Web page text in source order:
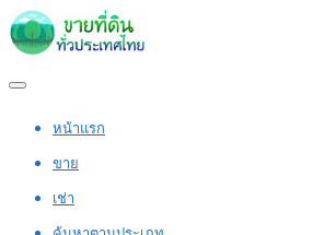
หน้าแรก
ขาย
เช่า